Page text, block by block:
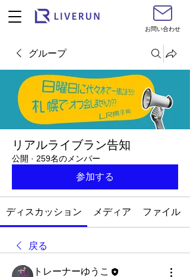
お問い合わせ
グループ
リアルライブラン告知
公開 · 259名のメンバー
参加する
ディスカッション メディア ファイル
戻る
トレーナーゆうこ